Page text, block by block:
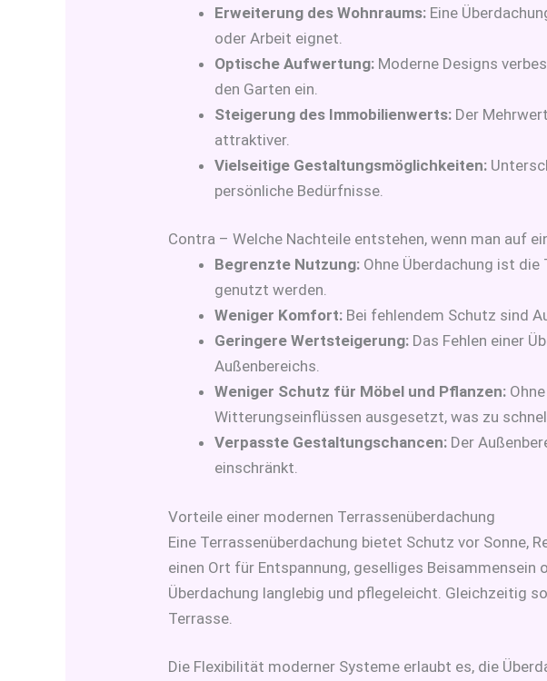
Erweiterung des Wohnraums: Eine
oder Arbeit eignet.
Optische Aufwertung: Moderne Designs
den Garten ein.
Steigerung des Immobilienwerts: Der
attraktiver.
Vielseitige Gestaltungsmöglichkeiten:
persönliche Bedürfnisse.
Contra – Welche Nachteile entstehen, wenn man auf
Begrenzte Nutzung: Ohne Überdachung ist
genutzt werden.
Weniger Komfort: Bei fehlendem Schutz sind
Geringere Wertsteigerung: Das Fehlen einer
Außenbereichs.
Weniger Schutz für Möbel und Pflanzen:
Witterungseinflüssen ausgesetzt, was zu
Verpasste Gestaltungschancen: Der
einschränkt.
Vorteile einer modernen Terrassenüberdachung
Eine Terrassenüberdachung bietet Schutz vor Sonne,
einen Ort für Entspannung, geselliges
Überdachung langlebig und pflegeleicht. Gleichzeitig
Terrasse.
Die Flexibilität moderner Systeme erlaubt es, die